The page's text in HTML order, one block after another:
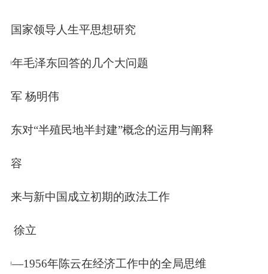
国家领导人生平思想研究
年毛泽东回答的几个大问题
军 杨明伟
东对“半殖民地半封建”概念的运用与阐释
容
来与新中国成立初期的政法工作
徐立
—1956年陈云在经济工作中的全局思维